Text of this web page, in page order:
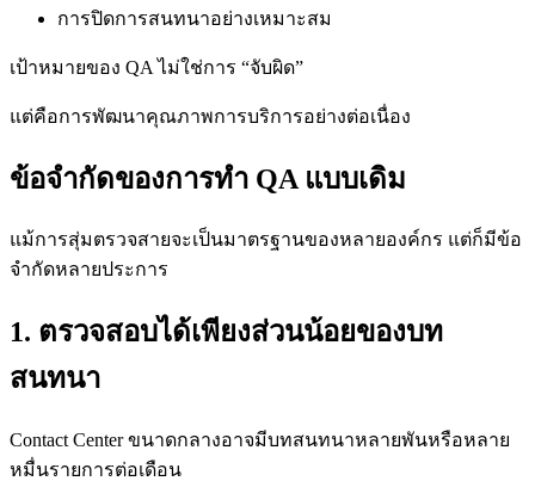
การปิดการสนทนาอย่างเหมาะสม
เป้าหมายของ QA ไม่ใช่การ “จับผิด”
แต่คือการพัฒนาคุณภาพการบริการอย่างต่อเนื่อง
ข้อจำกัดของการทำ QA แบบเดิม
แม้การสุ่มตรวจสายจะเป็นมาตรฐานของหลายองค์กร แต่ก็มีข้อ
จำกัดหลายประการ
1. ตรวจสอบได้เพียงส่วนน้อยของบท
สนทนา
Contact Center ขนาดกลางอาจมีบทสนทนาหลายพันหรือหลาย
หมื่นรายการต่อเดือน